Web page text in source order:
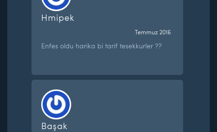
Hmipek
Temmuz 2016
Enfes oldu harika bi tarif tesekkurler ??
Başak